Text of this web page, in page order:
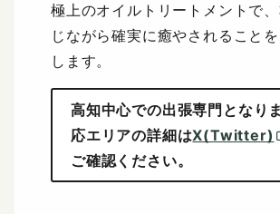
極上のオイルトリートメントで
じながら確実に癒やされること
します。
高知中心での出張専門となり
応エリアの詳細はX(Twitter)
ご確認ください。